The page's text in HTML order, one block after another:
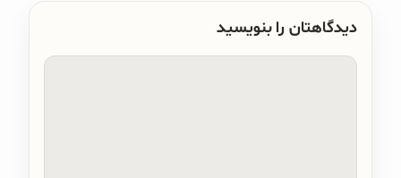
دیدگاهتان را بنویسید